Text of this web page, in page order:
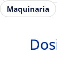
Maquinaria